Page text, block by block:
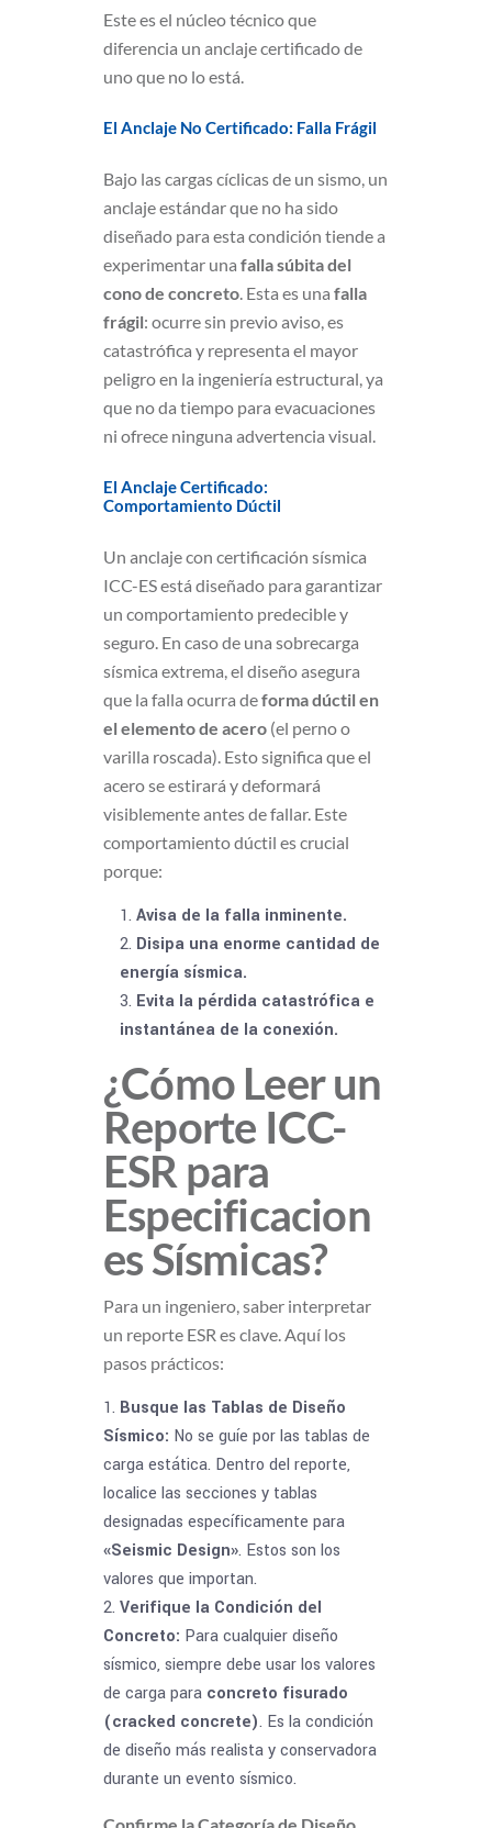
Este es el núcleo técnico que
diferencia un anclaje certificado de
uno que no lo está.
El Anclaje No Certificado: Falla Frágil
Bajo las cargas cíclicas de un sismo, un
anclaje estándar que no ha sido
diseñado para esta condición tiende a
experimentar una falla súbita del
cono de concreto. Esta es una falla
frágil: ocurre sin previo aviso, es
catastrófica y representa el mayor
peligro en la ingeniería estructural, ya
que no da tiempo para evacuaciones
ni ofrece ninguna advertencia visual.
El Anclaje Certificado:
Comportamiento Dúctil
Un anclaje con certificación sísmica
ICC-ES está diseñado para garantizar
un comportamiento predecible y
seguro. En caso de una sobrecarga
sísmica extrema, el diseño asegura
que la falla ocurra deforma dúctil en
el elemento de acero (el perno o
varilla roscada). Esto significa que el
acero se estirará y deformará
visiblemente antes de fallar. Este
comportamiento dúctil es crucial
porque:
Avisa de la falla inminente.
Disipa una enorme cantidad de
energía sísmica.
Evita la pérdida catastrófica e
instantánea de la conexión.
¿Cómo Leer un
Reporte ICC-
ESR para
Especificacion
es Sísmicas?
Para un ingeniero, saber interpretar
un reporte ESR es clave. Aquí los
pasos prácticos:
Busque las Tablas de Diseño
Sísmico: No se guíe por las tablas de
carga estática. Dentro del reporte,
localice las secciones y tablas
designadas específicamente para
«Seismic Design». Estos son los
valores que importan.
Verifique la Condición del
Concreto: Para cualquier diseño
sísmico, siempre debe usar los valores
de carga para concreto fisurado
(cracked concrete). Es la condición
de diseño más realista y conservadora
durante un evento sísmico.